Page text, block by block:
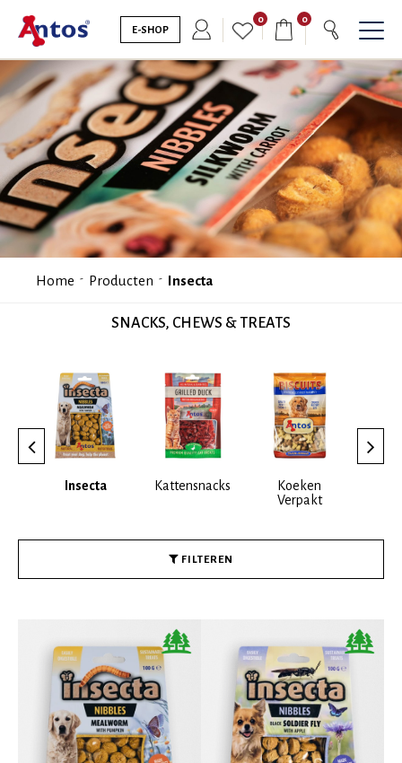
E-SHOP
0 0
Home Producten Insecta
SNACKS, CHEWS & TREATS
Insecta Kattensnacks
Koeken
Verpakt
FILTEREN